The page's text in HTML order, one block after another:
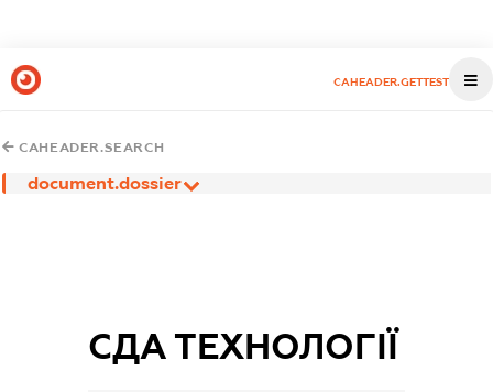
CAHEADER.GETTEST
CAHEADER.SEARCH
document.dossier
СДА ТЕХНОЛОГІЇ